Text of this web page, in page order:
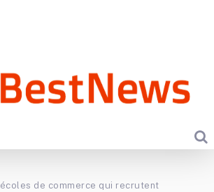
de commerce qui recrutent